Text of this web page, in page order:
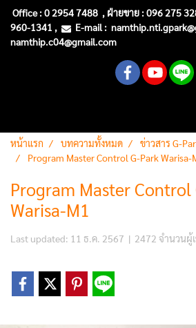
Office :0 2954 7488 , ฝ่ายขาย : 096 275
960-1341 , E-mail : namthip.nti
namthip.c04@gmail.com
หน้าแรก บทความทั้งหมด
ข่าวสาร G-
Program Master Control G-Park Warisa-
Program Master Control
Warisa-M1
Last updated: 11 ธ.ค. 2567 | 2472 จำนวนผู้